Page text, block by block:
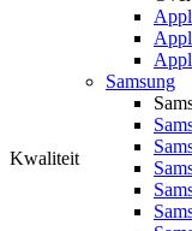
Samsung
Kwaliteit